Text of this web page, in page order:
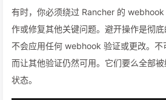
有时，你必须绕过 Rancher 的
作或修复其他关键问题。避开操作是彻
不会应用任何 webhook 验证或更改。不
而让其他验证仍然可用。它们要么全部
状态。